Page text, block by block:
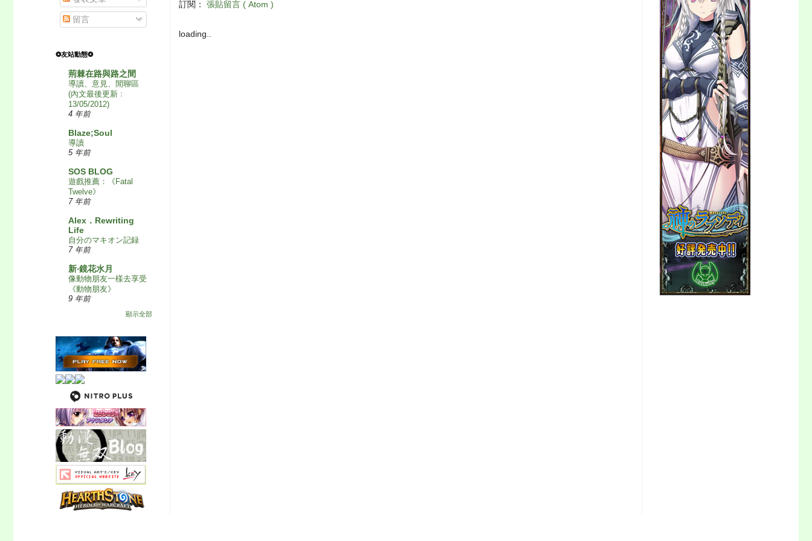
訂閱： 張貼留言 ( Atom )
loading..
留言
❂友站動態❂
荊棘在路與路之間
導讀、意見、閒聊區
(內文最後更新﹕
13/05/2012)
4 年前
Blaze;Soul
導讀
5 年前
SOS BLOG
遊戲推薦：《Fatal
Twelve》
7 年前
Alex．Rewriting
Life
自分のマキオン記録
7 年前
新‧鏡花水月
像動物朋友一樣去享受
《動物朋友》
9 年前
顯示全部